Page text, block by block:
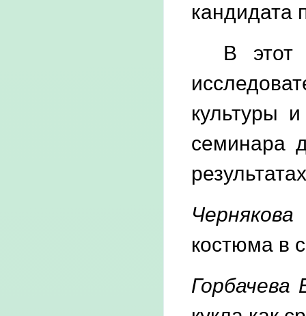
кандидата
В этот
культуры
семинара
костюма в
Горбачева